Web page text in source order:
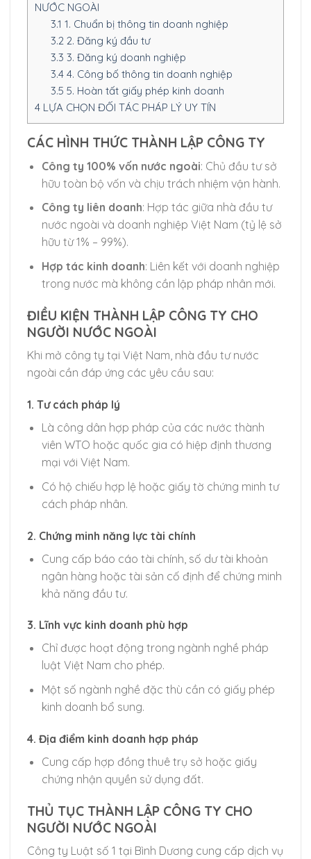
NƯỚC NGOÀI
3.1 1. Chuẩn bị thông tin doanh nghiệp
3.22. Đăng ký đầu tư
3.3 3. Đăng ký doanh nghiệp
3.44. Công bố thông tin doanh nghiệp
3.5 5. Hoàn tất giấy phép kinh doanh
4 LỰA CHỌN ĐỐI TÁC PHÁP LÝ UY TÍN
CÁC HÌNH THỨC THÀNH LẬP CÔNG TY
Công ty 100% vốn nước ngoài: Chủ đầu tư sở
hữu toàn bộ vốn và chịu trách nhiệm vận hành.
Công ty liên doanh: Hợp tác giữa nhà đầu tư
nước ngoài và doanh nghiệp Việt Nam (tỷ lệ sở
hữu từ 1% – 99%).
Hợp tác kinh doanh: Liên kết với doanh nghiệp
trong nước mà không cần lập pháp nhân mới.
ĐIỀU KIỆN THÀNH LẬP CÔNG TY CHO
NGƯỜI NƯỚC NGOÀI
Khi mở công ty tại Việt Nam, nhà đầu tư nước
ngoài cần đáp ứng các yêu cầu sau:
1. Tư cách pháp lý
Là công dân hợp pháp của các nước thành
viên WTO hoặc quốc gia có hiệp định thương
mại với Việt Nam.
Có hộ chiếu hợp lệ hoặc giấy tờ chứng minh tư
cách pháp nhân.
2. Chứng minh năng lực tài chính
Cung cấp báo cáo tài chính, số dư tài khoản
ngân hàng hoặc tài sản cố định để chứng minh
khả năng đầu tư.
3. Lĩnh vực kinh doanh phù hợp
Chỉ được hoạt động trong ngành nghề pháp
luật Việt Nam cho phép.
Một số ngành nghề đặc thù cần có giấy phép
kinh doanh bổ sung.
4. Địa điểm kinh doanh hợp pháp
Cung cấp hợp đồng thuê trụ sở hoặc giấy
chứng nhận quyền sử dụng đất.
THỦ TỤC THÀNH LẬP CÔNG TY CHO
NGƯỜI NƯỚC NGOÀI
Công ty Luật số 1 tại Bình Dương cung cấp dịch vụ